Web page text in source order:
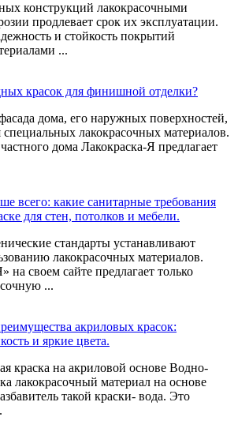
конструкций лакокрасочными
продлевает срок их эксплуатации.
и стойкость покрытий
...
красок для финишной отделки?
дома, его наружных поверхностей,
специальных лакокрасочных материалов.
дома Лакокраска-Я предлагает
всего: какие санитарные требования
для стен, потолков и мебели.
стандарты устанавливают
лакокрасочных материалов.
своем сайте предлагает только
...
акриловых красок:
и яркие цвета.
краска на акриловой основе Водно-
лакокрасочный материал на основе
такой краски- вода. Это